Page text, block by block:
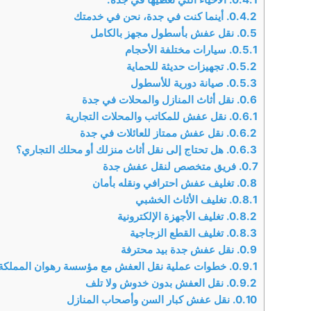
0.4.2. أينما كنت في جدة، نحن في خدمتك
0.5. نقل عفش بأسطول مجهز بالكامل
0.5.1. سيارات مختلفة الأحجام
0.5.2. تجهيزات حديثة للحماية
0.5.3. صيانة دورية للأسطول
0.6. نقل أثاث المنازل والمحلات في جدة
0.6.1. نقل عفش للمكاتب والمحلات التجارية
0.6.2. نقل عفش ممتاز للعائلات في جدة
0.6.3. هل تحتاج إلى نقل أثاث منزلك أو محلك التجاري؟
0.7. فريق متخصص لنقل عفش جدة
0.8. تغليف عفش احترافي ونقله بأمان
0.8.1. تغليف الأثاث الخشبي
0.8.2. تغليف الأجهزة الإلكترونية
0.8.3. تغليف القطع الزجاجية
0.9. نقل عفش جدة بيد محترفة
0.9.1. خطوات عملية نقل العفش مع مؤسسة رهوان
0.9.2. نقل العفش بدون خدوش ولا تلف
0.10. نقل عفش كبار السن وأصحاب المنازل